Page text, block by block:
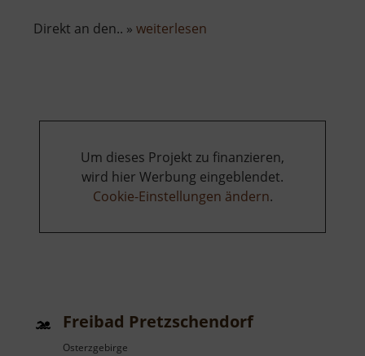
Direkt an den.. » weiterlesen
Nanebevzetí
Marie
Um dieses Projekt zu finanzieren,
wird hier Werbung eingeblendet.
Cookie-Einstellungen ändern.
Freibad Pretzschendorf
Osterzgebirge